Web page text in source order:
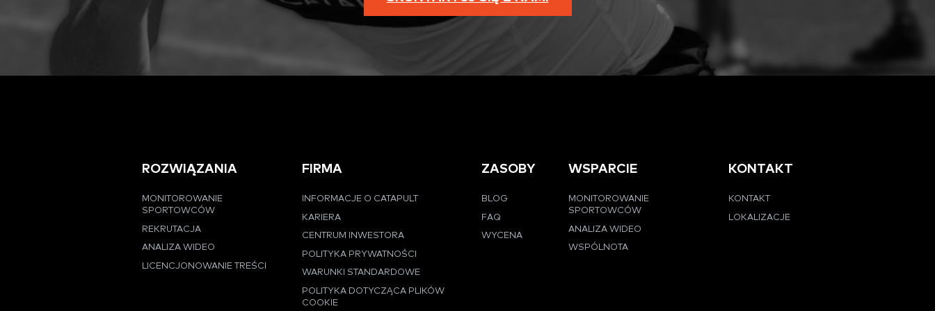
ROZWIĄZANIA
MONITOROWANIE
SPORTOWCÓW
REKRUTACJA
ANALIZA WIDEO
LICENCJONOWANIE TREŚCI
FIRMA
INFORMACJE O CATAPULT
KARIERA
CENTRUM INWESTORA
POLITYKA PRYWATNOŚCI
WARUNKI STANDARDOWE
POLITYKA DOTYCZĄCA PLIKÓW
COOKIE
ZASOBY
BLOG
FAQ
WYCENA
WSPARCIE
MONITOROWANIE
SPORTOWCÓW
ANALIZA WIDEO
WSPÓLNOTA
KONTAKT
KONTAKT
LOKALIZACJE